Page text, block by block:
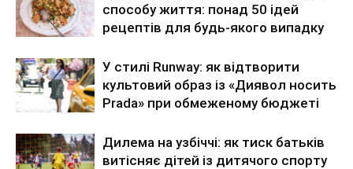
способу життя: понад 50 ідей
рецептів для будь-якого випадку
У стилі Runway: як відтворити
культовий образ із «Диявол носить
Prada» при обмеженому бюджеті
Дилема на узбіччі: як тиск батьків
витісняє дітей із дитячого спорту